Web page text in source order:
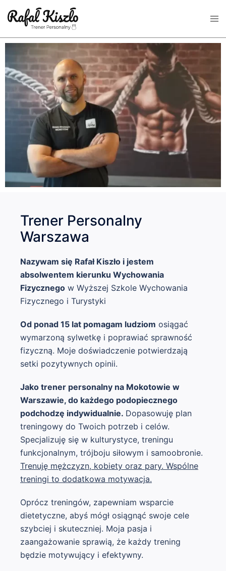
Trener Personalny
Warszawa
Nazywam się Rafał Kiszło i jestem
absolwentem kierunku Wychowania
Fizycznego w Wyższej Szkole Wychowania
Fizycznego i Turystyki
Od ponad 15 lat pomagam ludziom osiągać
wymarzoną sylwetkę i poprawiać sprawność
fizyczną. Moje doświadczenie potwierdzają
setki pozytywnych opinii.
Jako trener personalny na Mokotowie w
Warszawie, do każdego podopiecznego
podchodzę indywidualnie. Dopasowuję plan
treningowy do Twoich potrzeb i celów.
Specjalizuję się w kulturystyce, treningu
funkcjonalnym, trójboju siłowym i samoobronie.
Trenuję mężczyzn, kobiety oraz pary. Wspólne
treningi to dodatkowa motywacja.
Oprócz treningów, zapewniam wsparcie
dietetyczne, abyś mógł osiągnąć swoje cele
szybciej i skuteczniej. Moja pasja i
zaangażowanie sprawią, że każdy trening
będzie motywujący i efektywny.